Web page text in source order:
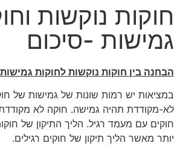
חוקות נוקשות
גמישות -סיכום
הבחנה בין חוקות נוקשות לחוקות גמישות
במציאות יש רמות שונות של גמישות של
לא-מקודדת תהיה גמישה. חוקה לא
חוקים עם מעמד רגיל. הליך התיקון של
יותר מאשר הליך תיקון של חוקים רגילים.